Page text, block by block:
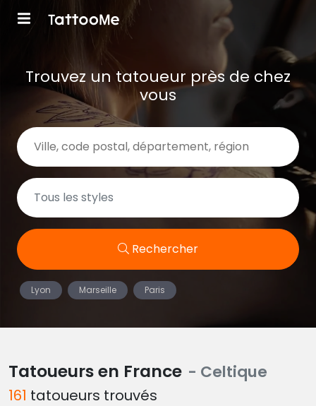
Trouvez un tatoueur près de chez
vous
Rechercher
Lyon Marseille Paris
Tatoueurs en France - Celtique
161 tatoueurs trouvés